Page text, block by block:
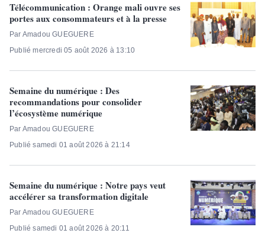
Télécommunication : Orange mali ouvre ses
portes aux consommateurs et à la presse
Par Amadou GUEGUERE
Publié mercredi 05 août 2026 à 13:10
Semaine du numérique : Des
recommandations pour consolider
l’écosystème numérique
Par Amadou GUEGUERE
Publié samedi 01 août 2026 à 21:14
Semaine du numérique : Notre pays veut
accélérer sa transformation digitale
Par Amadou GUEGUERE
Publié samedi 01 août 2026 à 20:11